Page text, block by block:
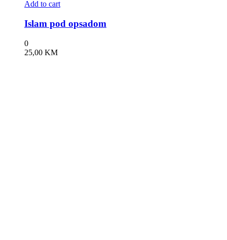
Add to cart
Islam pod opsadom
0
25,00 KM